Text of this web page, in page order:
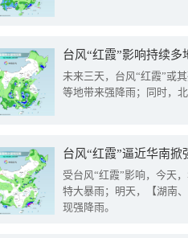
台风“红霞”影响持续
未来三天，台风“红霞”或
等地带来强降雨；同时，
台风“红霞”逼近华南
受台风“红霞”影响，今天
特大暴雨；明天，【湖南
现强降雨。